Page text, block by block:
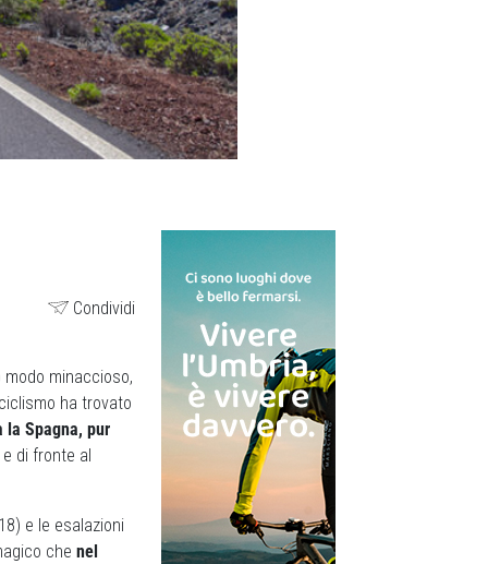
Condividi
minaccioso,
ha trovato
la Spagna, pur
di fronte al
e le esalazioni
che nel